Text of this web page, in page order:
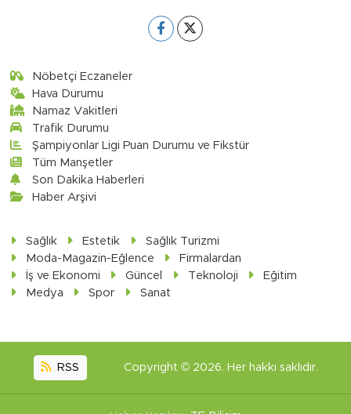
Nöbetçi Eczaneler
Hava Durumu
Namaz Vakitleri
Trafik Durumu
Şampiyonlar Ligi Puan Durumu ve Fikstür
Tüm Manşetler
Son Dakika Haberleri
Haber Arşivi
Sağlık Estetik
Sağlık Turizmi
Moda-Magazin-Eğlence
Firmalardan
İş ve Ekonomi
Güncel Teknoloji
Eğitim
Medya
Spor Sanat
RSS Copyright © 2026. Her hakkı saklıdır.